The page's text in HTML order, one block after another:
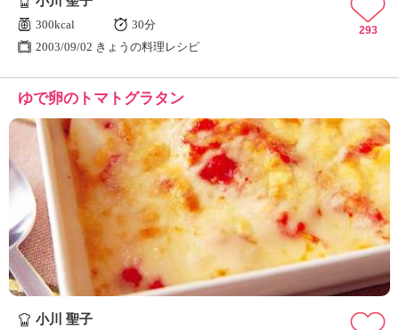
300kcal
30分
2003/09/02 きょうの料理レシピ
293
ゆで卵のトマトグラタン
小川 聖子